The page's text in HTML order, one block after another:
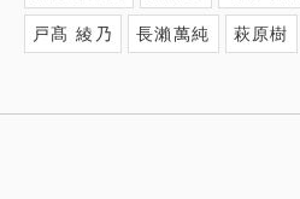
戸髙 綾乃 長瀨萬純 萩原樹